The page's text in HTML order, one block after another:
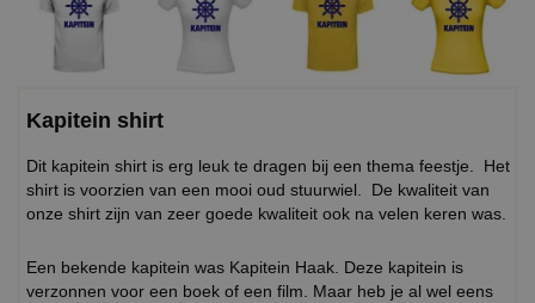
Kapitein shirt
Dit kapitein shirt is erg leuk te dragen bij een thema feestje. Het
shirt is voorzien van een mooi oud stuurwiel. De kwaliteit van
onze shirt zijn van zeer goede kwaliteit ook na velen keren was.
Een bekende kapitein was Kapitein Haak. Deze kapitein is
verzonnen voor een boek of een film. Maar heb je al wel eens